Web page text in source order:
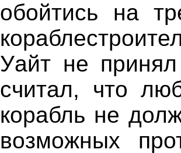
обойтись на
Уайт не
считал, что
корабль не
возможных